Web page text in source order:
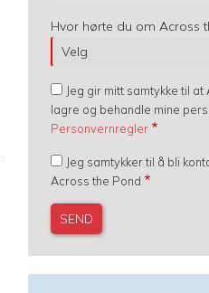
Hvor hørte du om Across
Jeg gir mitt samtykke til
lagre og behandle mine
Personvernregler
Jeg samtykker til å bli
Across the Pond